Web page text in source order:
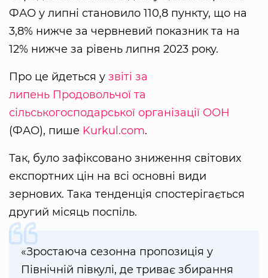
ФАО у липні становило 110,8 пункту, що на
3,8% нижче за червневий показник та на
12% нижче за рівень липня 2023 року.
Про це йдеться у звіті за
липень Продовольчої та
сільськогосподарської організації ООН
(ФАО), пише Kurkul.com.
Так, було зафіксовано зниження світових
експортних цін на всі основні види
зернових. Така тенденція спостерігається
другий місяць поспіль.
«Зростаюча сезонна пропозиція у
Північній півкулі, де триває збирання